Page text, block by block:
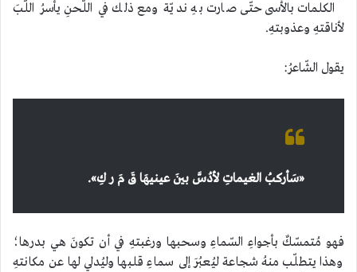
الكلمات بالأَسى حتّى صارت بهِ نديّة ومع ذلك في اللّحنِ يأسرُ اللّبَ
لأناقتهِ وعذوبتهِ.
يقول الشّاعرُ:
«سَأركبُ الغيماتِ لأدُسَّ بينَ عينيهَا قَ مَ ر كِ»
.
فهو مُتمسّكٌ بأجواءِ السّماءِ وسحبها ورغبتهِ في أن تكونَ هي بدرها؛
وهذا يتطلّب منهُ شجاعة ليُعبُرَ إلى سماءِ قلبها وليُدلي لها عن مكانتهِ